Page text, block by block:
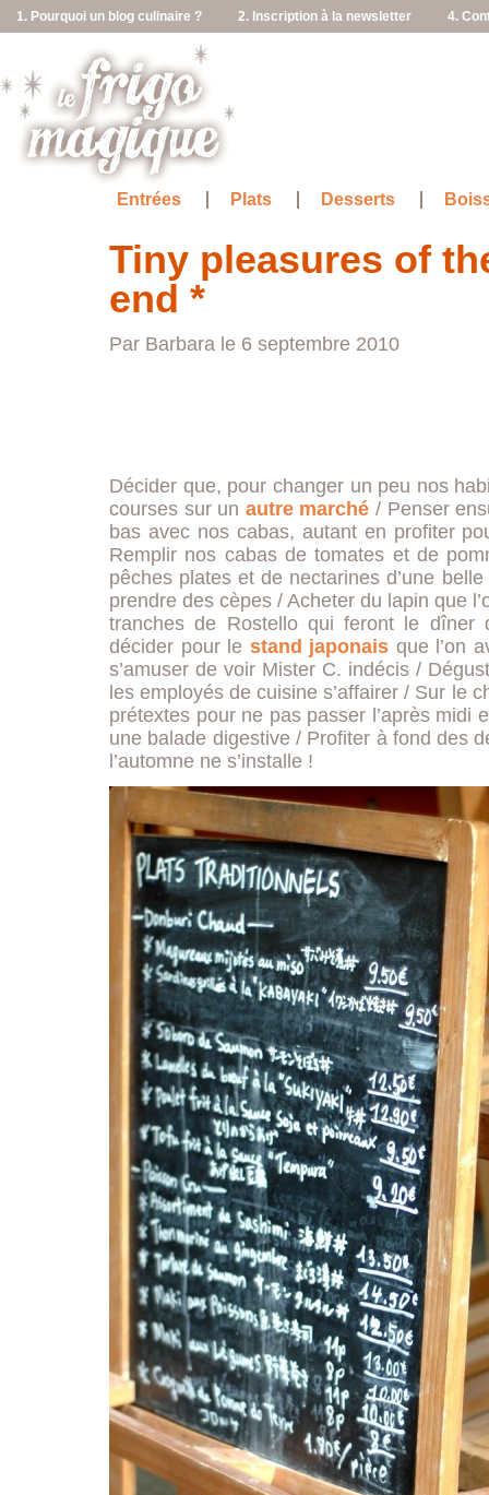
1. Pourquoi un blog culinaire ? 2. Inscription à la newsletter 4.
Entrées Plats Desserts
Tiny pleasures of
end *
Par Barbara le 6 septembre 2010
Décider que, pour changer un peu nos
courses sur un autre marché / Penser
bas avec nos cabas, autant en profiter
Remplir nos cabas de tomates et de
pêches plates et de nectarines d’une
prendre des cèpes / Acheter du lapin que
tranches de Rostello qui feront le dîner
décider pour le stand japonais que l’on
s’amuser de voir Mister C. indécis /
les employés de cuisine s’affairer / Sur le
prétextes pour ne pas passer l’après midi
une balade digestive / Profiter à fond des
l’automne ne s’installe !